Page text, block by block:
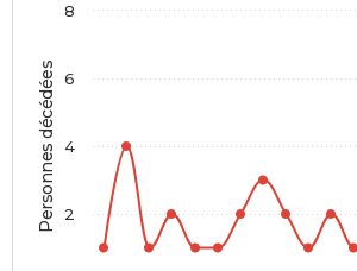
Personnes décédées 2
4
6
8